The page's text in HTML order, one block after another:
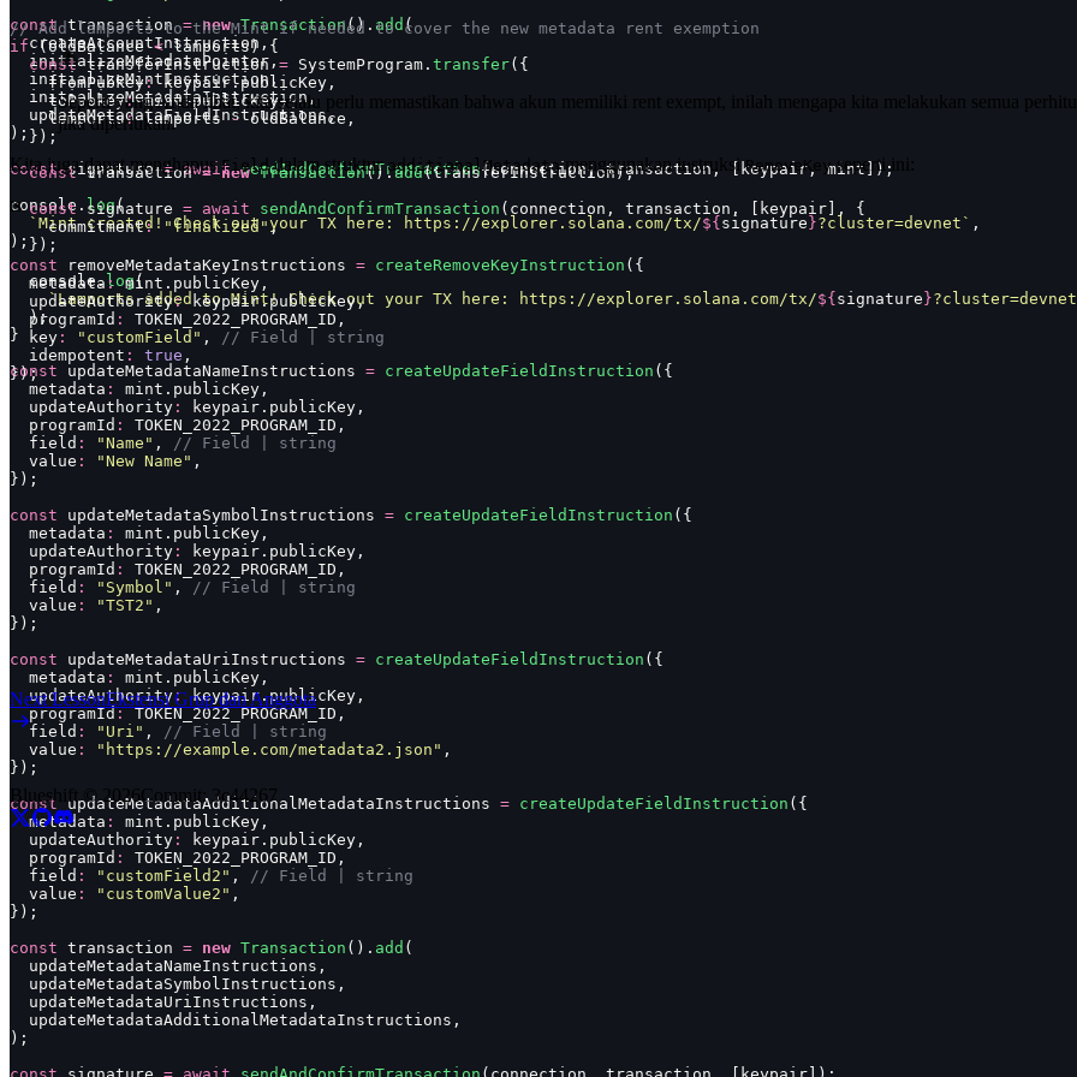
const transaction = new Transaction(). add (
  createAccountInstruction,
  initializeMetadataPointer,
  initializeMintInstruction,
  initializeMetadataInstruction,
  updateMetadataFieldInstructions,
);
const signature = await sendAndConfirmTransaction(connection, transaction, [keypair, mint]);
console. log(
  `Mint created! Check out your TX here: https://explorer.solana.com/tx/
${signature}?cluster=devnet` ,
);
// Add lamports to the Mint if needed to cover the new metadata rent exemption
if (oldBalance < lamports) {
  const
transferInstruction = SystemProgram. transfer({
    fromPubkey
: keypair.publicKey,
    toPubkey
: mint.publicKey,
    lamports
: lamports - oldBalance,
  });
  const
transaction = new Transaction().add(transferInstruction);
  const
signature = await sendAndConfirmTransaction (connection, transaction, [keypair], {
    commitment
: " finalized ",
  });
  console.
log(
    `Lamports added to Mint! Check out your TX here: https://explorer.solana.com/tx/
${ signature }
  );
}
const updateMetadataNameInstructions = createUpdateFieldInstruction ({
  metadata
:
mint.publicKey,
  updateAuthority
:
keypair.publicKey,
  programId
:
TOKEN_2022_PROGRAM_ID,
  field
: "Name " , // Field | string
  value
: "New Name " ,
});
const updateMetadataSymbolInstructions = createUpdateFieldInstruction ({
  metadata
:
mint.publicKey,
  updateAuthority
:
keypair.publicKey,
  programId
:
TOKEN_2022_PROGRAM_ID,
  field
: " Symbol " , // Field | string
  value
: "TST2 " ,
});
const updateMetadataUriInstructions = createUpdateFieldInstruction ({
  metadata
:
mint.publicKey,
  updateAuthority
: keypair.publicKey,
  programId
: TOKEN_2022_PROGRAM_ID,
  field
: " Uri " , // Field | string
  value
: " https://example.com/metadata2.json " ,
});
const updateMetadataAdditionalMetadataInstructions = createUpdateFieldInstruction ({
  metadata
:
mint.publicKey,
  updateAuthority
:
keypair.publicKey,
  programId
:
TOKEN_2022_PROGRAM_ID,
  field
: " customField2 " , // Field | string
  value
: " customValue2 " ,
});
const transaction = new Transaction (). add (
  updateMetadataNameInstructions,
  updateMetadataSymbolInstructions,
  updateMetadataUriInstructions,
  updateMetadataAdditionalMetadataInstructions,
);
Seperti yang Anda lihat, kita selalu perlu memastikan bahwa akun memiliki rent exempt, inilah mengapa kita melakukan semua
jika diperlukan.
Kita juga dapat menghapus Fielddalam strukturadditionalMetadatamenggunakan instruksiRemoveKeyseperti ini:
ts
const removeMetadataKeyInstructions = createRemoveKeyInstruction ({
  metadata
: mint.publicKey,
  updateAuthority
: keypair.publicKey,
  programId
:
TOKEN_2022_PROGRAM_ID,
  key
: " customField " , // Field | string
  idempotent
: true ,
});
Next LessonEkstensi Grup dan Anggota
Blueshift © 2026Commit: 3c44267